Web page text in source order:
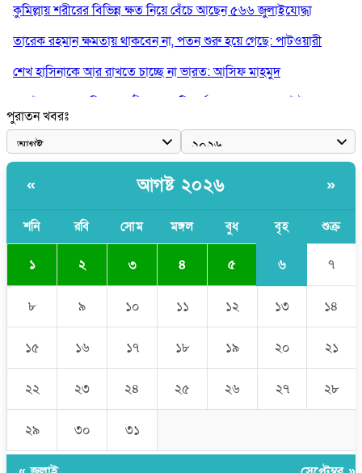
কুমিল্লায় শরীরের বিভিন্ন ক্ষত নিয়ে বেঁচে আছেন ৫৬৬ জুলাইযোদ্ধা
তারেক রহমান ক্ষমতায় থাকবেন না, পতন শুরু হয়ে গেছে: পাটওয়ারী
শেখ হাসিনাকে আর রাখতে চাচ্ছে না ভারত: আসিফ মাহমুদ
জুলাই কোনো শ্রেণি বা গোষ্ঠীর নয়, এটি সর্বস্তরের মানুষের: ড. ইউনূস
আলিয়া মাদ্রাসায় ছাত্রদল-শিবির সংঘর্ষ, হাতে পাইপ মাথায় হেলমেট পড়ে
মাঠে যুবদল নেতা নয়ন
কুমিল্লার ৫ হাসপাতাল-ডায়াগনস্টিক সাময়িক বন্ধের নির্দেশ
পুরাতন খবরঃ
« আগষ্ট ২০২৬ »
শনি রবি সোম মঙ্গল বুধ বৃহ শুক্র
১ ২ ৩ ৪ ৫ ৬ ৭
৮ ৯ ১০ ১১ ১২ ১৩ ১৪
১৫ ১৬ ১৭ ১৮ ১৯ ২০ ২১
২২ ২৩ ২৪ ২৫ ২৬ ২৭ ২৮
২৯ ৩০ ৩১